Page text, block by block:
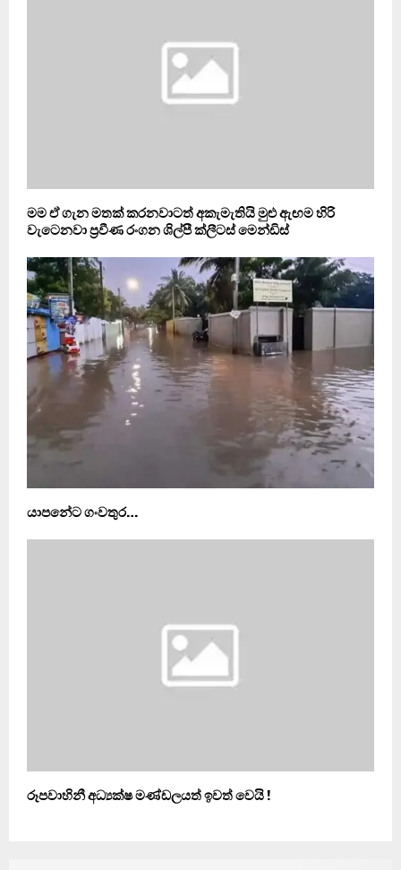
මම ඒ ගැන මතක් කර­න­වා­ටත් අකැ­මැ­තියි මුළු ඇඟම හිරි
වැටෙ­නවා ප්‍රවීණ රංගන ශිල්පී ක්ලීටස් මෙන්ඩිස්
යාපනේට ගංවතුර…
රූපවාහිනී අධ්‍යක්ෂ මණ්ඩලයත් ඉවත් වෙයි !